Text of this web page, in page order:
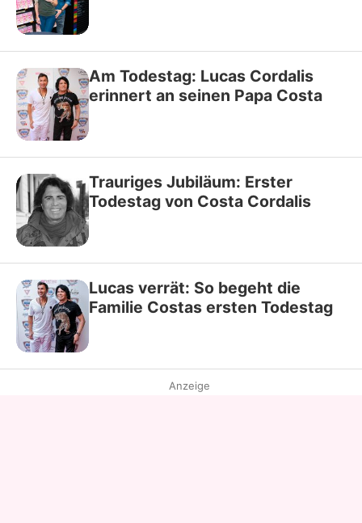
Am Todestag: Lucas Cordalis
erinnert an seinen Papa Costa
Trauriges Jubiläum: Erster
Todestag von Costa Cordalis
Lucas verrät: So begeht die
Familie Costas ersten Todestag
Anzeige